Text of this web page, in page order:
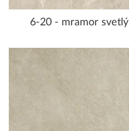
6-20 - mramor svetlý